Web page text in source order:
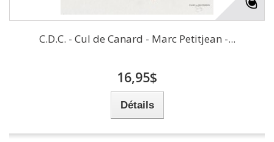
C.D.C. - Cul de Canard - Marc Petitjean -...
16,95$
Détails